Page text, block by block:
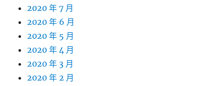
2020 年 7 月
2020 年 6 月
2020 年 5 月
2020 年 4 月
2020 年 3 月
2020 年 2 月